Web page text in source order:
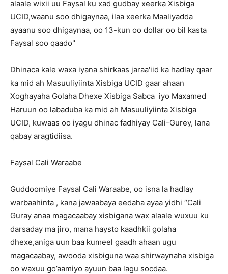
alaale wixii uu Faysal ku xad gudbay xeerka Xisbiga
UCID,waanu soo dhigaynaa, ilaa xeerka Maaliyadda
ayaanu soo dhigaynaa, oo 13-kun oo dollar oo bil kasta
Faysal soo qaado"
Dhinaca kale waxa iyana shirkaas jaraa'iid ka hadlay qaar
ka mid ah Masuuliyiinta Xisbiga UCID gaar ahaan
Xoghayaha Golaha Dhexe Xisbiga Sabca iyo Maxamed
Haruun oo labaduba ka mid ah Masuuliyiinta Xisbiga
UCID, kuwaas oo iyagu dhinac fadhiyay Cali-Gurey, lana
qabay aragtidiisa.
Faysal Cali Waraabe
Guddoomiye Faysal Cali Waraabe, oo isna la hadlay
warbaahinta , kana jawaabaya eedaha ayaa yidhi “Cali
Guray anaa magacaabay xisbigana wax alaale wuxuu ku
darsaday ma jiro, mana haysto kaadhkii golaha
dhexe,aniga uun baa kumeel gaadh ahaan ugu
magacaabay, awooda xisbiguna waa shirwaynaha xisbiga
oo waxuu go’aamiyo ayuun baa lagu socdaa.